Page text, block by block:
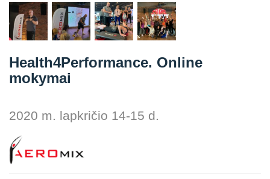
Health4Performance. Online
mokymai
2020 m. lapkričio 14-15 d.